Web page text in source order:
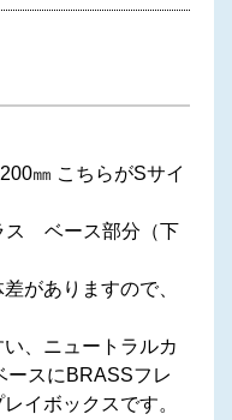
㎜ こちらがSサイ
ス ベース部分（下
がありますので、
、ニュートラルカ
ースにBRASSフレ
イボックスです。